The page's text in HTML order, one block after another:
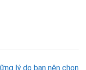
lý do bạn nên chọn